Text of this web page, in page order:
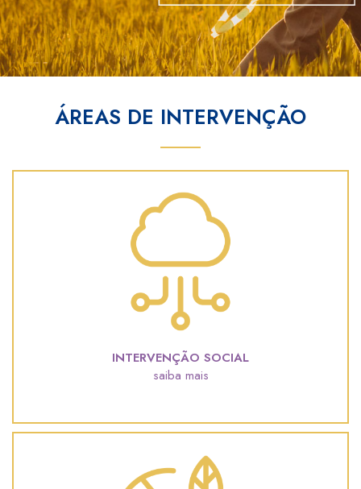
ÁREAS DE INTERVENÇÃO
INTERVENÇÃO SOCIAL
saiba mais